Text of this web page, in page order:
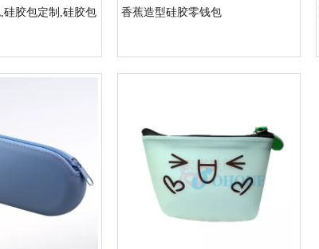
硅胶包定制,硅胶包
香蕉造型硅胶零钱包